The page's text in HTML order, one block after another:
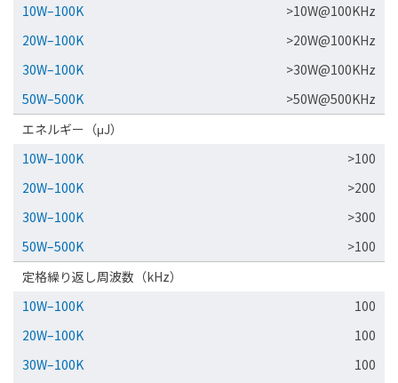
10W–100K
>10W@100KHz
20W–100K
>20W@100KHz
30W–100K
>30W@100KHz
50W–500K
>50W@500KHz
エネルギー（μJ）
10W–100K
>100
20W–100K
>200
30W–100K
>300
50W–500K
>100
定格繰り返し周波数（kHz）
10W–100K
100
20W–100K
100
30W–100K
100